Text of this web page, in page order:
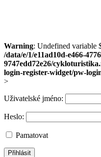
Warning: Undefined variable
/data/e/1/e11ad10d-e466-
9747edd72e26/
login-register-widget/pw-
>
Uživatelské jméno:
Heslo:
Pamatovat